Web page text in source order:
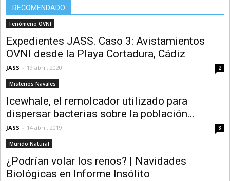
RECOMENDADO
Fenómeno OVNI
Expedientes JASS. Caso 3: Avistamientos
OVNI desde la Playa Cortadura, Cádiz
JASS - 19 abril, 2020 2
Misterios Navales
Icewhale, el remolcador utilizado para
dispersar bacterias sobre la población...
JASS - 14 abril, 2019 8
Mundo Natural
¿Podrían volar los renos? | Navidades
Biológicas en Informe Insólito